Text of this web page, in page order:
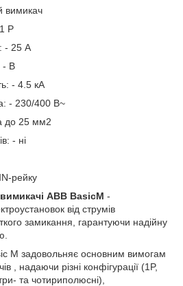
вимикач
P
- 25 А
- B
- 4.5 кА
- 230/400 В~
до 25 мм2
- ні
рейку
ABB BasicM -
від струмів
замикання, гарантуючи надійну
M задовольняє основним вимогам
, надаючи різні конфігурації (1P,
та чотириполюсні),